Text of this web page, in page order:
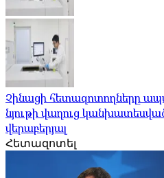
Չինացի հետազոտողները
նյութի վաղուց
վերաբերյալ
Հետազոտել